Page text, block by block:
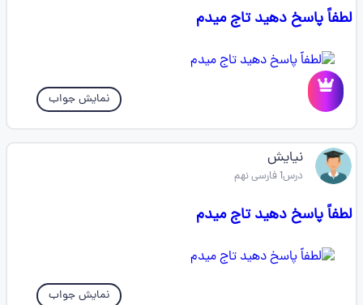
لطفاً پاسخ دهید تاج میدم
نمایش جواب
نیایش
درس1 فارسی نهم
لطفاً پاسخ دهید تاج میدم
نمایش جواب